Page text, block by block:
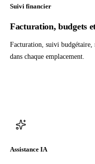
Suivi financier
Facturation, budgets
Facturation, suivi
dans chaque emplacement.
Assistance IA